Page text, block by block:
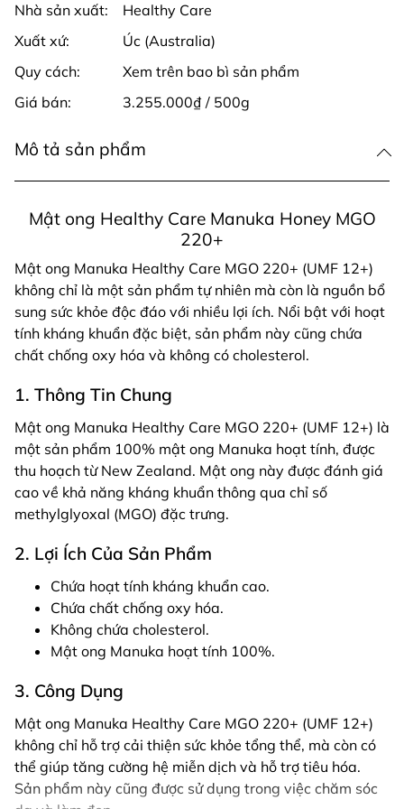
Nhà sản xuất:
Healthy Care
Xuất xứ:
Úc (Australia)
Quy cách:
Xem trên bao bì sản phẩm
Giá bán:
3.255.000₫ / 500g
Mô tả sản phẩm
Mật ong Healthy Care Manuka Honey MGO
220+
Mật ong Manuka Healthy Care MGO 220+ (UMF 12+)
không chỉ là một sản phẩm tự nhiên mà còn là nguồn bổ
sung sức khỏe độc đáo với nhiều lợi ích. Nổi bật với hoạt
tính kháng khuẩn đặc biệt, sản phẩm này cũng chứa
chất chống oxy hóa và không có cholesterol.
1. Thông Tin Chung
Mật ong Manuka Healthy Care MGO 220+ (UMF 12+) là
một sản phẩm 100% mật ong Manuka hoạt tính, được
thu hoạch từ New Zealand. Mật ong này được đánh giá
cao về khả năng kháng khuẩn thông qua chỉ số
methylglyoxal (MGO) đặc trưng.
2. Lợi Ích Của Sản Phẩm
Chứa hoạt tính kháng khuẩn cao.
Chứa chất chống oxy hóa.
Không chứa cholesterol.
Mật ong Manuka hoạt tính 100%.
3. Công Dụng
Mật ong Manuka Healthy Care MGO 220+ (UMF 12+)
không chỉ hỗ trợ cải thiện sức khỏe tổng thể, mà còn có
thể giúp tăng cường hệ miễn dịch và hỗ trợ tiêu hóa.
Sản phẩm này cũng được sử dụng trong việc chăm sóc